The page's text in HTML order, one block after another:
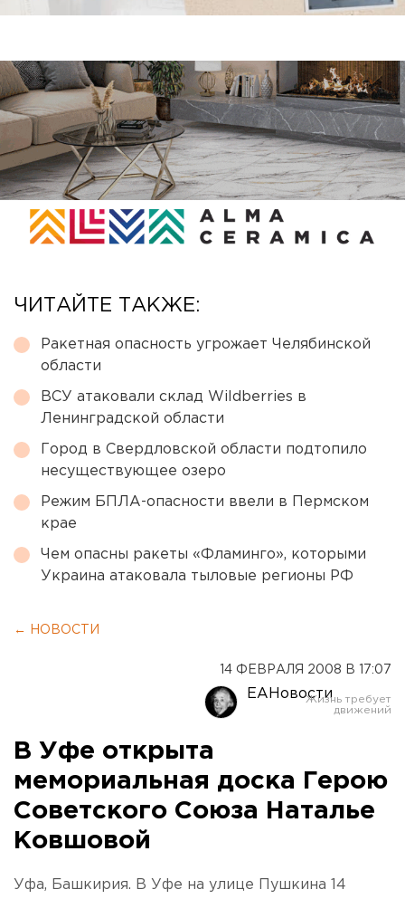
ЧИТАЙТЕ ТАКЖЕ:
Ракетная опасность угрожает Челябинской
области
ВСУ атаковали склад Wildberries в
Ленинградской области
Город в Свердловской области подтопило
несуществующее озеро
Режим БПЛА-опасности ввели в Пермском
крае
Чем опасны ракеты «Фламинго», которыми
Украина атаковала тыловые регионы РФ
← НОВОСТИ
14 ФЕВРАЛЯ 2008 В 17:07
ЕАНовости
В Уфе открыта
мемориальная доска Герою
Советского Союза Наталье
Ковшовой
Уфа, Башкирия. В Уфе на улице Пушкина 14